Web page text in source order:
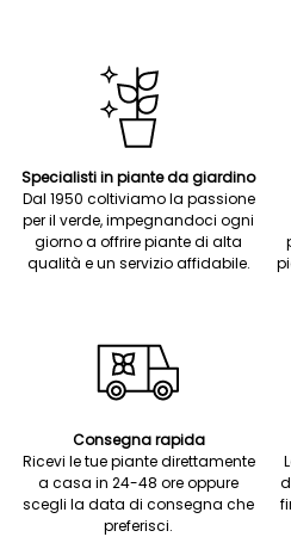
Specialisti in piante da giardino
Dal 1950 coltiviamo la passione
per il verde, impegnandoci ogni
giorno a offrire piante di alta
qualità e un servizio affidabile.
Consegna rapida
Ricevi le tue piante direttamente
a casa in 24-48 ore oppure
scegli la data di consegna che
preferisci.